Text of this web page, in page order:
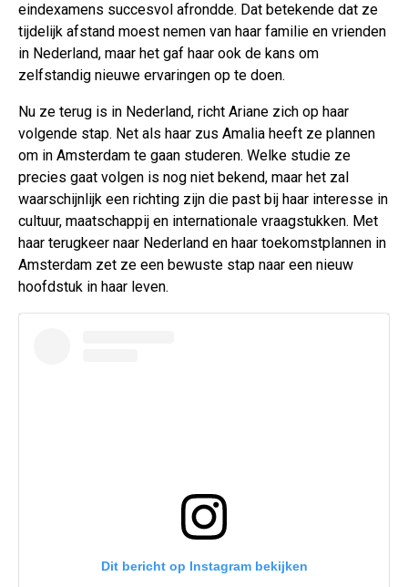
eindexamens succesvol afrondde. Dat betekende dat ze
tijdelijk afstand moest nemen van haar familie en vrienden
in Nederland, maar het gaf haar ook de kans om
zelfstandig nieuwe ervaringen op te doen.
Nu ze terug is in Nederland, richt Ariane zich op haar
volgende stap. Net als haar zus Amalia heeft ze plannen
om in Amsterdam te gaan studeren. Welke studie ze
precies gaat volgen is nog niet bekend, maar het zal
waarschijnlijk een richting zijn die past bij haar interesse in
cultuur, maatschappij en internationale vraagstukken. Met
haar terugkeer naar Nederland en haar toekomstplannen in
Amsterdam zet ze een bewuste stap naar een nieuw
hoofdstuk in haar leven.
Dit bericht op Instagram bekijken